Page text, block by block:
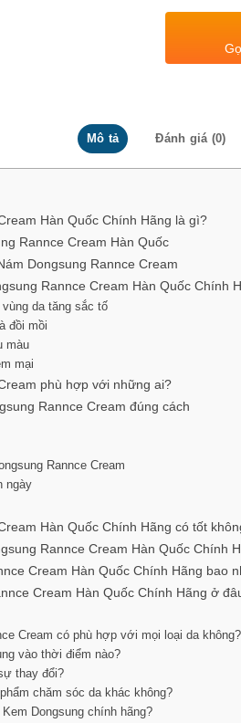
Mô tả Đánh giá (0)
Hàn Quốc Chính Hãng là gì?
Rannce Cream Hàn Quốc
Dongsung Rannce Cream
Rannce Cream Hàn Quốc Chính
da tăng sắc tố
đồi mồi
màu
mại
phù hợp với những ai?
Rannce Cream đúng cách
Rannce Cream
ngày
Hàn Quốc Chính Hãng có tốt
Rannce Cream Hàn Quốc Chính
Cream Hàn Quốc Chính Hãng bao
Cream Hàn Quốc Chính Hãng ở
Cream có phù hợp với mọi loại da không?
vào thời điểm nào?
thay đổi?
chăm sóc da khác không?
Dongsung chính hãng?